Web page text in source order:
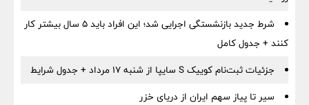
شرط جدید بازنشستگی اجرایی شد؛ این افراد باید ۵ سال بیشتر کار
کنند + جدول کامل
جزئیات ثبت‌نام کوییک S سایپا از شنبه ۱۷ مرداد + جدول شرایط
سیر تا پیاز سهم ایران از دریای خزر